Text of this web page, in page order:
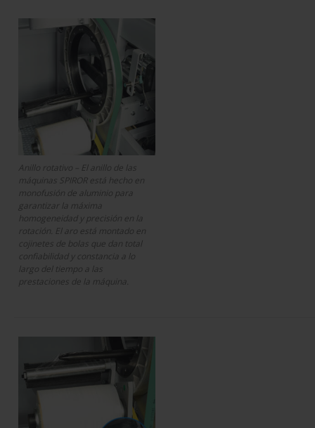
Anillo rotativo – El anillo de las
máquinas SPIROR está hecho en
monofusión de aluminio para
garantizar la máxima
homogeneidad y precisión en la
rotación. El aro está montado en
cojinetes de bolas que dan total
confiabilidad y constancia a lo
largo del tiempo a las
prestaciones de la máquina.